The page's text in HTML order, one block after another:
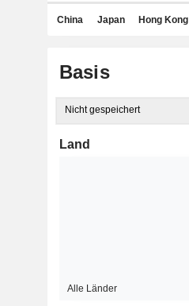
China Japan Hong Kong
Basis
Nicht gespeichert
Land
Alle Länder